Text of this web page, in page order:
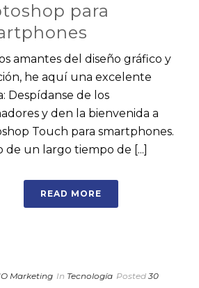
para
amantes del diseño gráfico y
he aquí una excelente
Despídanse de los
y den la bienvenida a
Touch para smartphones.
de un largo tiempo de [...]
READ MORE
Marketing In Tecnología Posted 30